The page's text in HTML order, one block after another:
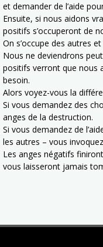
et demander de l’aide
Ensuite, si nous aidons
positifs s’occuperont de
On s’occupe des autres
Nous ne deviendrons
positifs verront que nous
besoin.
Alors voyez-vous la
Si vous demandez des
anges de la destruction.
Si vous demandez de
les autres – vous
Les anges négatifs
vous laisseront jamais